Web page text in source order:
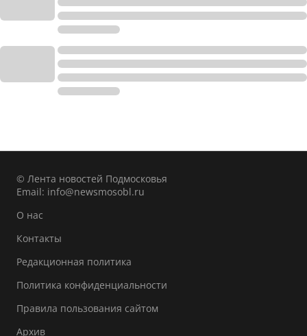
© Лента новостей Подмосковья
Email: info@newsmosobl.ru
О нас
Контакты
Редакционная политика
Политика конфиденциальности
Правила пользования сайтом
Архив